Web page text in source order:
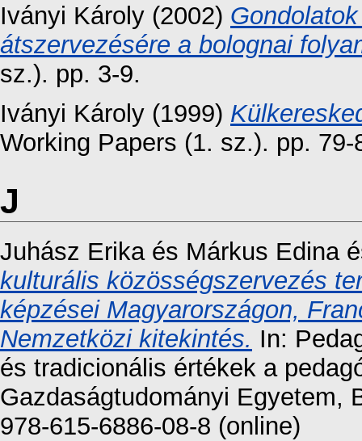
Iványi Károly (2002)
átszervezésére a bolognai
sz.). pp. 3-9.
Iványi Károly (1999)
Working Papers (1. sz.). pp. 79-
J
Juhász Erikaés Márkus Edina
kulturális közösségszervezés
képzései Magyarországon,
Nemzetközi kitekintés. In:
és tradicionális értékek a
Gazdaságtudományi Egyetem,
978-615-6886-08-8 (online)